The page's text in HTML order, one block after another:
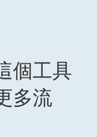
個工具
多流